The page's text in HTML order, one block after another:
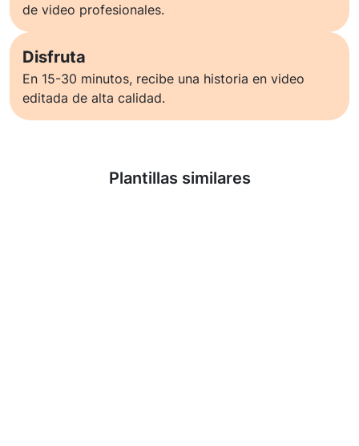
de video profesionales.
Disfruta
En 15-30 minutos, recibe una historia en video
editada de alta calidad.
Plantillas similares
Saber más